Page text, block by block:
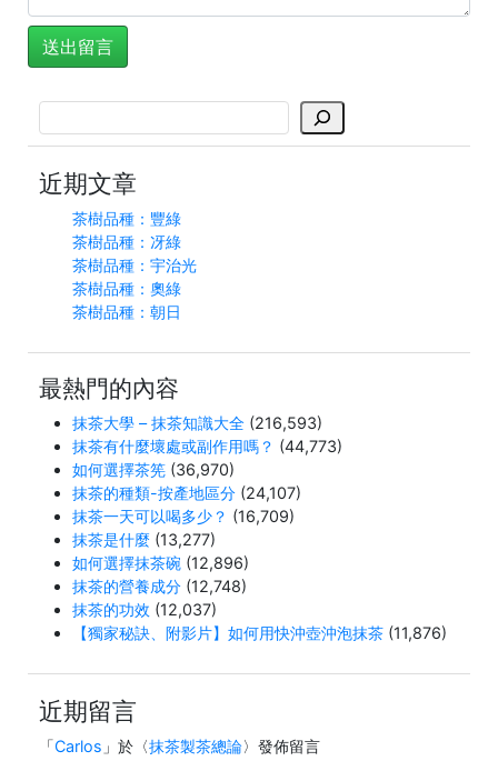
尋
近期文章
茶樹品種：豐綠
茶樹品種：冴綠
茶樹品種：宇治光
茶樹品種：奧綠
茶樹品種：朝日
最熱門的內容
抹茶大學 – 抹茶知識大全 (216,593)
抹茶有什麼壞處或副作用嗎？ (44,773)
如何選擇茶筅 (36,970)
抹茶的種類-按產地區分 (24,107)
抹茶一天可以喝多少？ (16,709)
抹茶是什麼 (13,277)
如何選擇抹茶碗 (12,896)
抹茶的營養成分 (12,748)
抹茶的功效 (12,037)
【獨家秘訣、附影片】如何用快沖壺沖泡抹茶 (11,876)
近期留言
「Carlos 」於〈抹茶製茶總論〉發佈留言